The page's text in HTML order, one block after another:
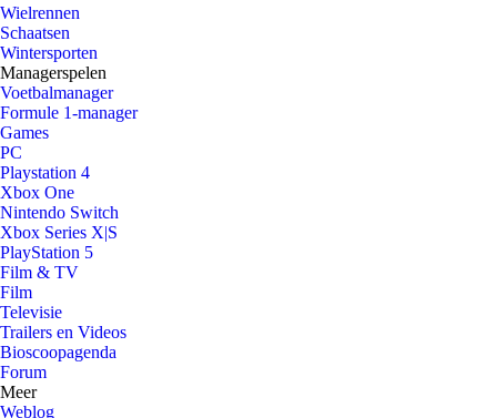
Wielrennen
Schaatsen
Wintersporten
Managerspelen
Voetbalmanager
Formule 1-manager
Games
PC
Playstation 4
Xbox One
Nintendo Switch
Xbox Series X|S
PlayStation 5
Film & TV
Film
Televisie
Trailers en Videos
Bioscoopagenda
Forum
Meer
Weblog